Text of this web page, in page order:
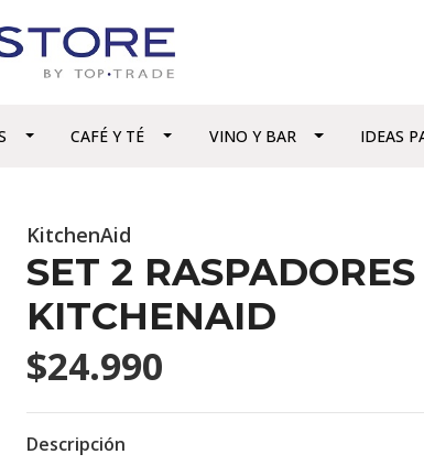
CAFÉ Y TÉ VINO Y BAR IDEAS
KitchenAid
SET 2
KITCHENAID
$24.990
Descripción